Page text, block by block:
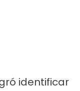
identificar